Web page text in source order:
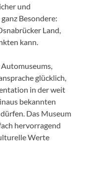
und
Besondere:
Land,
kann.
glücklich,
in der weit
bekannten
Das Museum
hervorragend
Werte